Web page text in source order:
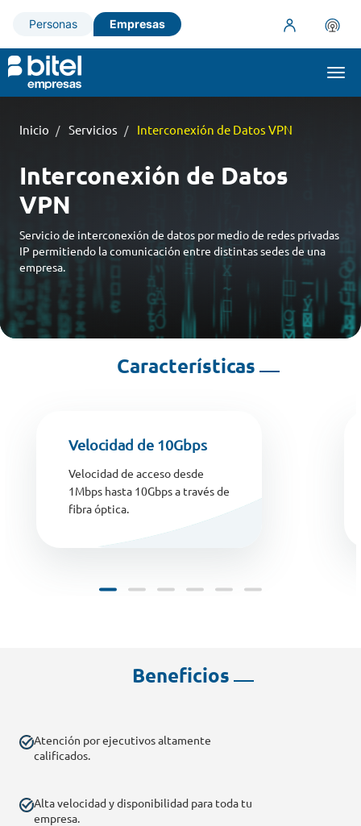
Personas Empresas
Inicio Servicios Interconexión de Datos VPN
Interconexión de Datos
VPN
Servicio de interconexión de datos por medio de redes privadas
IP permitiendo la comunicación entre distintas sedes de una
empresa.
Características
Velocidad de 10Gbps
Velocidad de acceso desde
1Mbps hasta 10Gbps a través de
fibra óptica.
Beneficios
Atención por ejecutivos altamente
calificados.
Alta velocidad y disponibilidad para toda tu
empresa.